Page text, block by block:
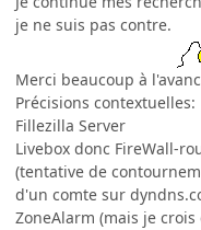
je ne suis pas contre.
Merci beaucoup à
Précisions contextuelles:
Fillezilla Server
Livebox donc FireWall-
(tentative de
d'un comte sur
ZoneAlarm (mais je